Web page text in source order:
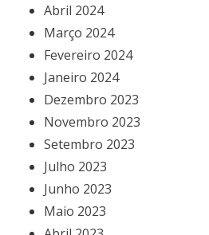
Abril 2024
Março 2024
Fevereiro 2024
Janeiro 2024
Dezembro 2023
Novembro 2023
Setembro 2023
Julho 2023
Junho 2023
Maio 2023